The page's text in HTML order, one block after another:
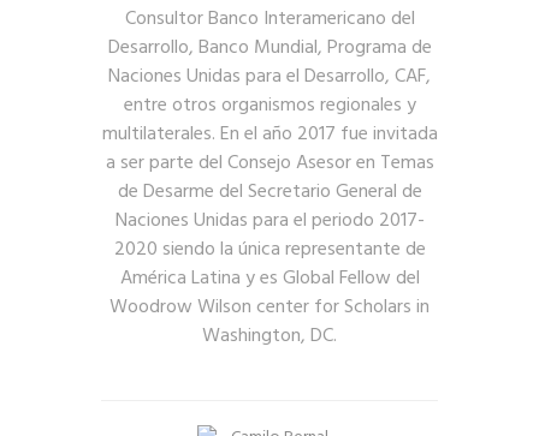
Consultor Banco Interamericano del
Desarrollo, Banco Mundial, Programa de
Naciones Unidas para el Desarrollo, CAF,
entre otros organismos regionales y
multilaterales. En el año 2017 fue invitada
a ser parte del Consejo Asesor en Temas
de Desarme del Secretario General de
Naciones Unidas para el periodo 2017-
2020 siendo la única representante de
América Latina y es Global Fellow del
Woodrow Wilson center for Scholars in
Washington, DC.